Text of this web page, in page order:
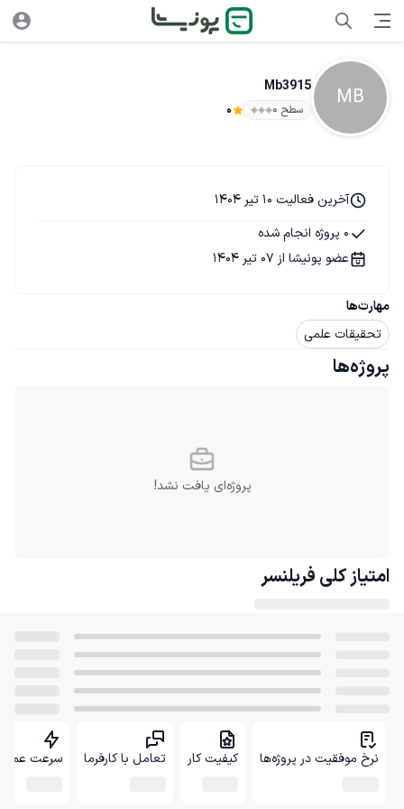
MB
Mb3915
سطح ۰ 0
مهارت‌ها
تحقیقات علمی
آخرین فعالیت 10 تیر 1404
0 پروژه انجام شده
عضو پونیشا از 07 تیر 1404
پروژه‌ها
پروژه‌ای یافت نشد!
امتیاز کلی فریلنسر
نرخ موفقیت در پروژه‌ها کیفیت کار تعامل با کارفرما سرعت عمل